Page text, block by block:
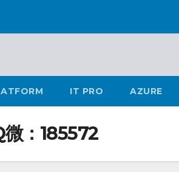
IT PRO AZURE
：185572